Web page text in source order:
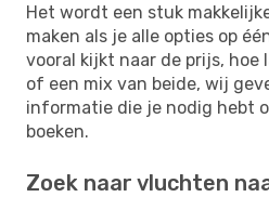
Het wordt een stuk
maken als je alle opties op
vooral kijkt naar de prijs, hoe
of een mix van beide, wij
informatie die je nodig hebt
boeken.
Zoek naar vluchten